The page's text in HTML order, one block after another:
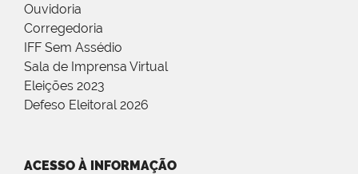
Ouvidoria
Corregedoria
IFF Sem Assédio
Sala de Imprensa Virtual
Eleições 2023
Defeso Eleitoral 2026
ACESSO À INFORMAÇÃO